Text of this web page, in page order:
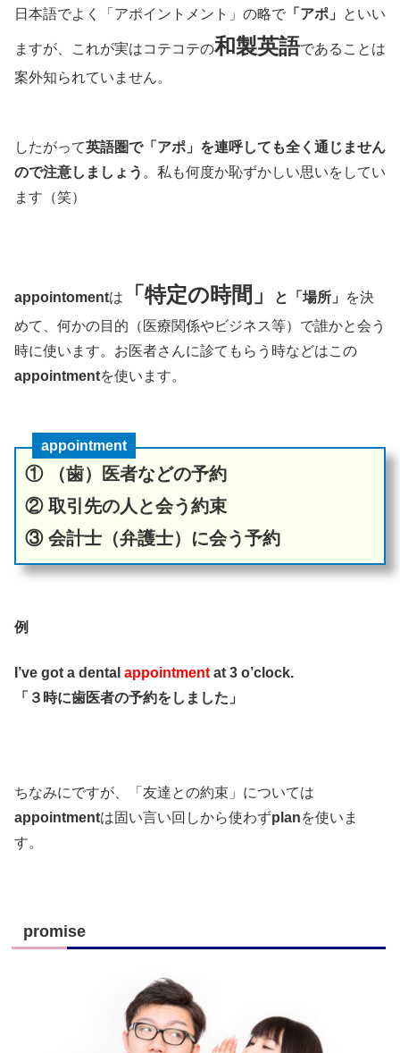
日本語でよく「アポイントメント」の略で 「アポ」 といい
ますが、これが実はコテコテの和製英語であることは
案外知られていません。
したがって英語圏で「アポ」を連呼しても全く通じません
ので注意しましょう 。私も何度か恥ずかしい思いをしてい
ます（笑）
appointomentは 「特定の時間」 と「場所」
を決
めて、何かの目的（医療関係やビジネス等）で誰かと会う
時に使います。お医者さんに診てもらう時などはこの
appointmentを使います。
appointment
① （歯）医者などの予約
② 取引先の人と会う約束
③ 会計士（弁護士）に会う予約
例
I’ve got a dental appointment at 3 o’clock.
「３時に歯医者の予約をしました」
ちなみにですが、「友達との約束」については
appointmentは固い言い回しから使わずplanを使いま
す。
promise